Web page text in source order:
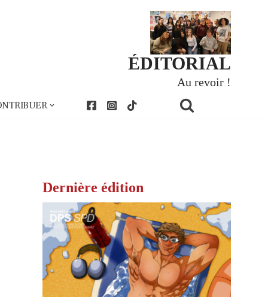
ÉDITORIAL
Au revoir !
Dernière édition